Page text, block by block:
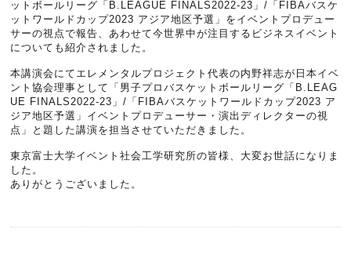
ットボールリーグ「B.LEAGUE FINALS2022-23」/「FIBAバスケ
ットワールドカップ2023 アジア地区予選」をイベントプロデュー
サーの視点で報告、あわせて今世界中が注目するビジネスイベント
についても紹介されました。
本講演会にてエレメンタルプロジェクト代表の内野祥志が日本イベ
ント協会理事として「男子プロバスケットボールリーグ「B.LEAG
UE FINALS2022-23」/「FIBAバスケットワールドカップ2023 ア
ジア地区予選」イベントプロデューサー・演出ディレクターの視
点」と題した講演を担当させていただきました。
東京富士大学イベント社会工学研究所の皆様、大変お世話になりま
した。
ありがとうございました。